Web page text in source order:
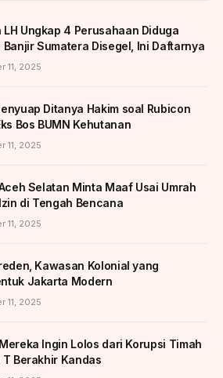
LH Ungkap 4 Perusahaan Diduga
Banjir Sumatera Disegel, Ini Daftarnya
11, 2025
Ditanya Hakim soal Rubicon
Bos BUMN Kehutanan
11, 2025
Selatan Minta Maaf Usai Umrah
di Tengah Bencana
11, 2025
Kawasan Kolonial yang
Jakarta Modern
11, 2025
Ingin Lolos dari Korupsi Timah
T Berakhir Kandas